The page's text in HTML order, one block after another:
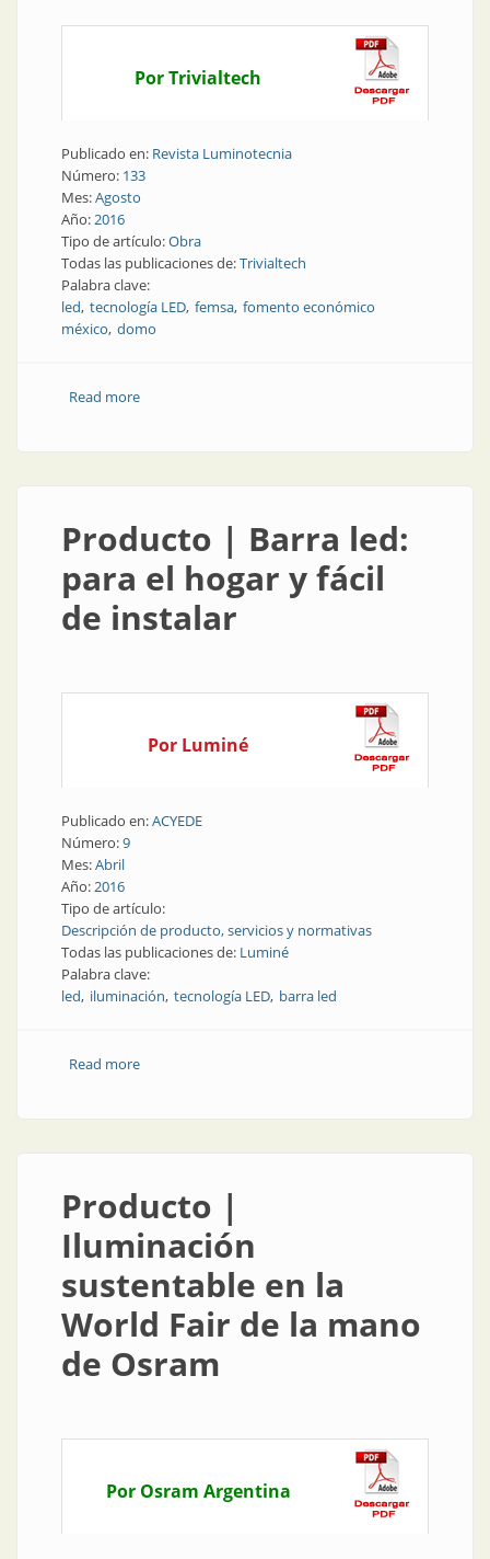
Por Trivialtech
Publicado en: Revista Luminotecnia
Número: 133
Mes:Agosto
Año:2016
Tipo de artículo:Obra
Todas las publicaciones de:Trivialtech
Palabra clave:
led tecnología LED femsa fomento económico
méxico domo
Read moreabout Obra | FEMSA, una mejora constante en la
Producto | Barra led:
para el hogar y fácil
de instalar
Por Luminé
Publicado en:ACYEDE
Número:9
Mes:Abril
Año:2016
Tipo de artículo:
Descripción de producto, servicios y normativas
Todas las publicaciones de: Luminé
Palabra clave:
led iluminación tecnología LED barra led
Read moreabout Producto | Barra led: para el hogar y fácil de
Producto |
Iluminación
sustentable en la
World Fair de la mano
de Osram
Por Osram Argentina